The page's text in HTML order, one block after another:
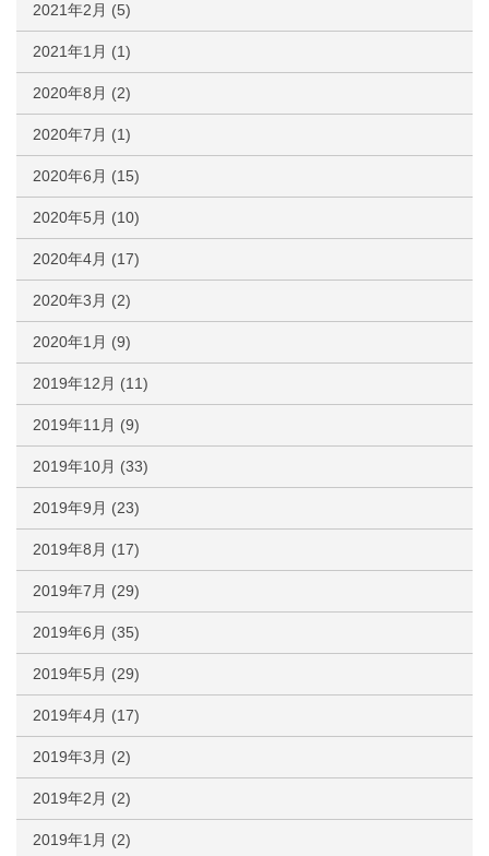
2021年2月 (5)
2021年1月 (1)
2020年8月 (2)
2020年7月 (1)
2020年6月 (15)
2020年5月 (10)
2020年4月 (17)
2020年3月 (2)
2020年1月 (9)
2019年12月 (11)
2019年11月 (9)
2019年10月 (33)
2019年9月 (23)
2019年8月 (17)
2019年7月 (29)
2019年6月 (35)
2019年5月 (29)
2019年4月 (17)
2019年3月 (2)
2019年2月 (2)
2019年1月 (2)